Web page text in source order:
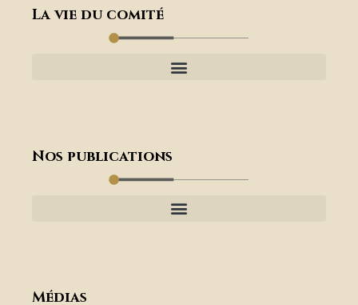
La vie du comité
Nos publications
Médias